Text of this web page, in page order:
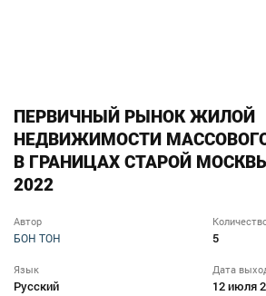
ПЕРВИЧНЫЙ РЫНОК ЖИЛОЙ
НЕДВИЖИМОСТИ
В ГРАНИЦАХ СТАРОЙ
2022
Автор
БОН ТОН 5
Язык
Русский
Дата
12 июля